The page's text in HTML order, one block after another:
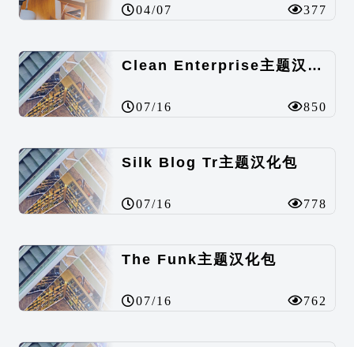
04/07 377
Clean Enterprise主题汉化包
07/16 850
Silk Blog Tr主题汉化包
07/16 778
The Funk主题汉化包
07/16 762